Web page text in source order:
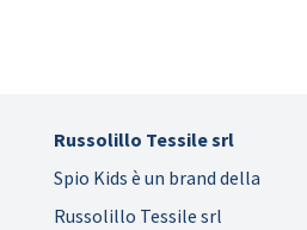
Russolillo Tessile srl
Spio Kids è un brand della
Russolillo Tessile srl